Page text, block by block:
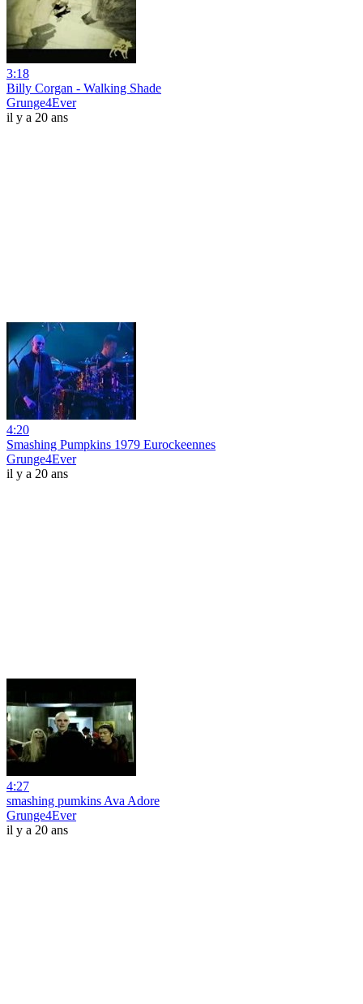
3:18
Billy Corgan - Walking Shade
Grunge4Ever
il y a 20 ans
4:20
Smashing Pumpkins 1979 Eurockeennes
Grunge4Ever
il y a 20 ans
4:27
smashing pumkins Ava Adore
Grunge4Ever
il y a 20 ans